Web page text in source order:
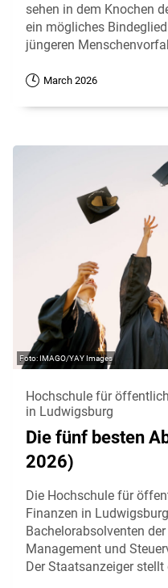
sehen in dem Knochen
ein mögliches
jüngeren
March 2026
IMAGO/YAY Images
Hochschule für
in Ludwigsburg
Die fünf besten
2026)
Die Hochschule für
Finanzen in
Bachelorabsolventen
Management und
Der Staatsanzeiger